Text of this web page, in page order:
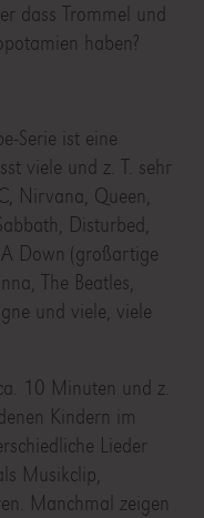
dass Trommel und
haben?
Serie ist eine
viele und z. T. sehr
Nirvana, Queen,
Disturbed,
Down (großartige
The Beatles,
und viele, viele
10 Minuten und z.
Kindern im
Lieder
Musikclip,
Manchmal zeigen